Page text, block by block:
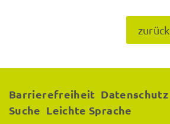
zurück
Barrierefreiheit Datenschutz
Suche Leichte Sprache